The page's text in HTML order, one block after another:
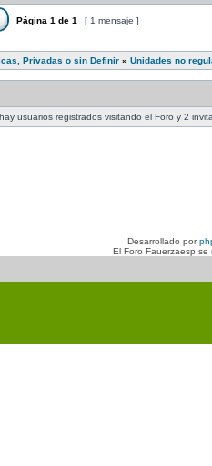
Página 1 de 1 [ 1 mensaje ]
Privadas o sin Definir » Unidades no
usuarios registrados visitando el Foro y 2
Desarrollado por
El Foro Fauerzaesp